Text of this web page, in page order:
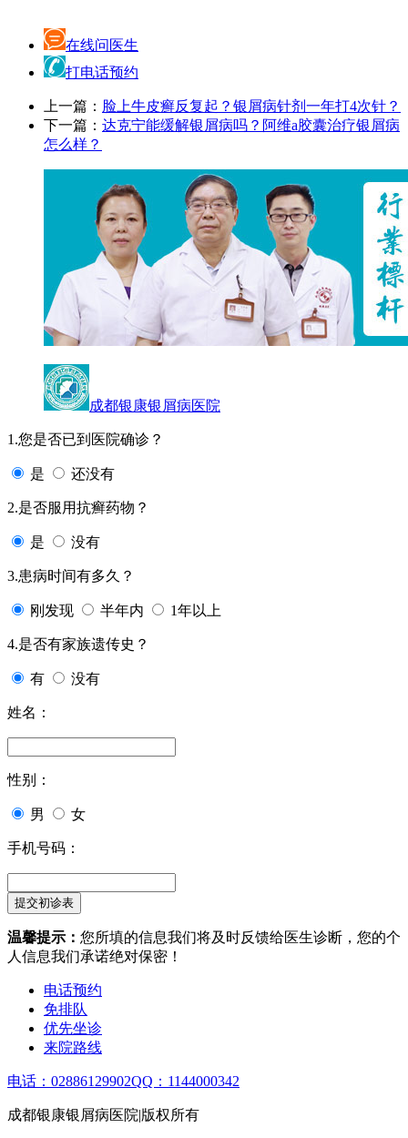
在线问医生
打电话预约
上一篇： 脸上牛皮癣反复起？银屑病针剂一年打4次针？
下一篇： 达克宁能缓解银屑病吗？阿维a胶囊治疗银屑病
怎么样？
成都银康银屑病医院
1.您是否已到医院确诊？
是 还没有
2.是否服用抗癣药物？
是 没有
3.患病时间有多久？
刚发现 半年内 1年以上
4.是否有家族遗传史？
有 没有
姓名：
性别：
男 女
手机号码：
温馨提示： 您所填的信息我们将及时反馈给医生诊断，您的个
人信息我们承诺绝对保密！
电话预约
免排队
优先坐诊
来院路线
电话：02886129902QQ：1144000342
成都银康银屑病医院|版权所有